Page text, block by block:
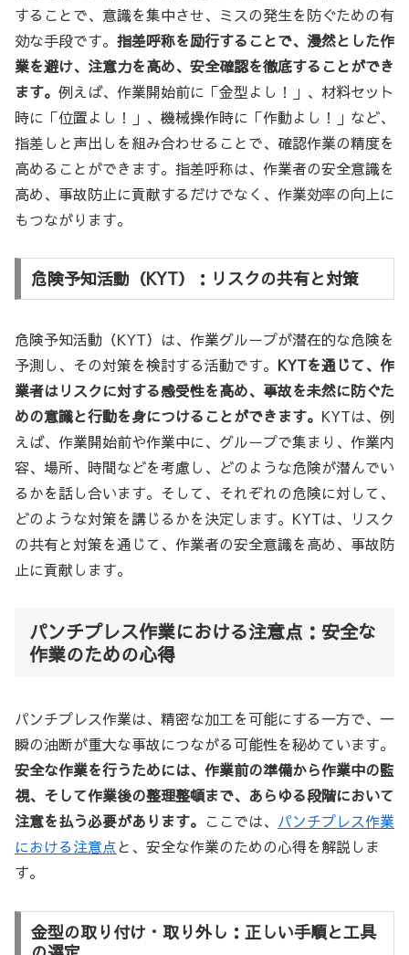
することで、意識を集中させ、ミスの発生を防ぐための有
効な手段です。 指差呼称を励行することで、漫然とした作
業を避け、注意力を高め、安全確認を徹底することができ
ます。 例えば、作業開始前に「金型よし！」、材料セット
時に「位置よし！」、機械操作時に「作動よし！」など、
指差しと声出しを組み合わせることで、確認作業の精度を
高めることができます。指差呼称は、作業者の安全意識を
高め、事故防止に貢献するだけでなく、作業効率の向上に
もつながります。
危険予知活動（KYT）：リスクの共有と対策
危険予知活動（KYT）は、作業グループが潜在的な危険を
予測し、その対策を検討する活動です。 KYTを通じて、作
業者はリスクに対する感受性を高め、事故を未然に防ぐた
めの意識と行動を身につけることができます。 KYTは、例
えば、作業開始前や作業中に、グループで集まり、作業内
容、場所、時間などを考慮し、どのような危険が潜んでい
るかを話し合います。そして、それぞれの危険に対して、
どのような対策を講じるかを決定します。KYTは、リスク
の共有と対策を通じて、作業者の安全意識を高め、事故防
止に貢献します。
パンチプレス作業における注意点：安全な
作業のための心得
パンチプレス作業は、精密な加工を可能にする一方で、一
瞬の油断が重大な事故につながる可能性を秘めています。
安全な作業を行うためには、作業前の準備から作業中の監
視、そして作業後の整理整頓まで、あらゆる段階において
注意を払う必要があります。 ここでは、 パンチプレス作業
における注意点と、安全な作業のための心得を解説しま
す。
金型の取り付け・取り外し：正しい手順と工具